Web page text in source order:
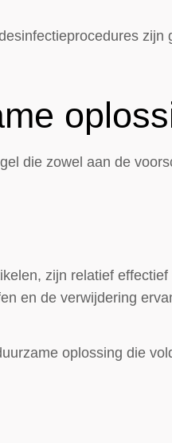
zijn
die zowel aan de
zijn relatief
en de verwijdering
oplossing die